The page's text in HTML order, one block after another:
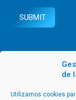
de
Utilizamos cookies
SUBMIT